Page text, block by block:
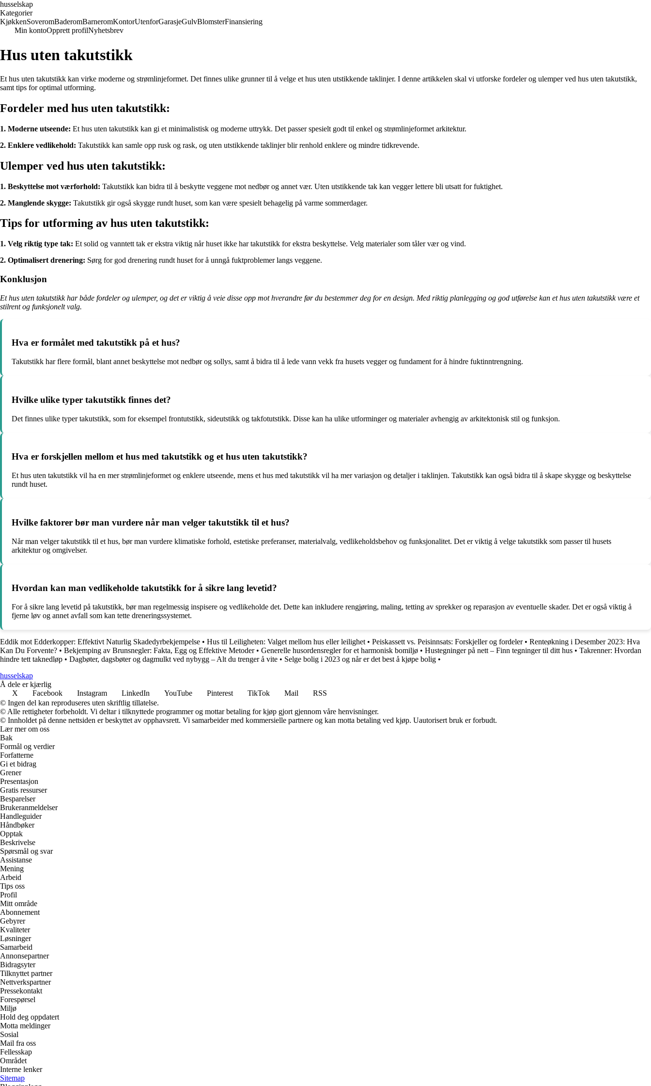
husselskap
Kategorier
KjøkkenSoveromBaderomBarneromKontorUtenforGarasjeGulvBlomsterFinansiering
Min kontoOpprett profilNyhetsbrev
Hus uten takutstikk
Et hus uten takutstikk kan virke moderne og strømlinjeformet. Det finnes ulike grunner til å velge et hus uten utstikkende taklinjer. I denne artikkelen skal vi utforske fordeler og ulemper ved hus uten takutstikk,
samt tips for optimal utforming.
Fordeler med hus uten takutstikk:
1. Moderne utseende: Et hus uten takutstikk kan gi et minimalistisk og moderne uttrykk. Det passer spesielt godt til enkel og strømlinjeformet arkitektur.
2. Enklere vedlikehold: Takutstikk kan samle opp rusk og rask, og uten utstikkende taklinjer blir renhold enklere og mindre tidkrevende.
Ulemper ved hus uten takutstikk:
1. Beskyttelse mot værforhold: Takutstikk kan bidra til å beskytte veggene mot nedbør og annet vær. Uten utstikkende tak kan vegger lettere bli utsatt for fuktighet.
2. Manglende skygge: Takutstikk gir også skygge rundt huset, som kan være spesielt behagelig på varme sommerdager.
Tips for utforming av hus uten takutstikk:
1. Velg riktig type tak: Et solid og vanntett tak er ekstra viktig når huset ikke har takutstikk for ekstra beskyttelse. Velg materialer som tåler vær og vind.
2. Optimalisert drenering: Sørg for god drenering rundt huset for å unngå fuktproblemer langs veggene.
Konklusjon
Et hus uten takutstikk har både fordeler og ulemper, og det er viktig å veie disse opp mot hverandre før du bestemmer deg for en design. Med riktig planlegging og god utførelse kan et hus uten takutstikk være et
stilrent og funksjonelt valg.
Hva er formålet med takutstikk på et hus?
Takutstikk har flere formål, blant annet beskyttelse mot nedbør og sollys, samt å bidra til å lede vann vekk fra husets vegger og fundament for å hindre fuktinntrengning.
Hvilke ulike typer takutstikk finnes det?
Det finnes ulike typer takutstikk, som for eksempel frontutstikk, sideutstikk og takfotutstikk. Disse kan ha ulike utforminger og materialer avhengig av arkitektonisk stil og funksjon.
Hva er forskjellen mellom et hus med takutstikk og et hus uten takutstikk?
Et hus uten takutstikk vil ha en mer strømlinjeformet og enklere utseende, mens et hus med takutstikk vil ha mer variasjon og detaljer i taklinjen. Takutstikk kan også bidra til å skape skygge og beskyttelse
rundt huset.
Hvilke faktorer bør man vurdere når man velger takutstikk til et hus?
Når man velger takutstikk til et hus, bør man vurdere klimatiske forhold, estetiske preferanser, materialvalg, vedlikeholdsbehov og funksjonalitet. Det er viktig å velge takutstikk som passer til husets
arkitektur og omgivelser.
Hvordan kan man vedlikeholde takutstikk for å sikre lang levetid?
For å sikre lang levetid på takutstikk, bør man regelmessig inspisere og vedlikeholde det. Dette kan inkludere rengjøring, maling, tetting av sprekker og reparasjon av eventuelle skader. Det er også viktig å
fjerne løv og annet avfall som kan tette dreneringssystemet.
Eddik mot Edderkopper: Effektivt Naturlig Skadedyrbekjempelse • Hus til Leiligheten: Valget mellom hus eller leilighet • Peiskassett vs. Peisinnsats: Forskjeller og fordeler• Renteøkning i Desember 2023: Hva
Kan Du Forvente? • Bekjemping av Brunsnegler: Fakta, Egg og Effektive Metoder• Generelle husordensregler for et harmonisk bomiljø • Hustegninger på nett – Finn tegninger til ditt hus • Takrenner: Hvordan
hindre tett taknedløp • Dagbøter, dagsbøter og dagmulkt ved nybygg – Alt du trenger å vite • Selge bolig i 2023 og når er det best å kjøpe bolig •
husselskap
Å dele er kjærlig
X
Facebook Instagram LinkedIn YouTube Pinterest TikTok Mail
RSS
© Ingen del kan reproduseres uten skriftlig tillatelse.
© Alle rettigheter forbeholdt. Vi deltar i tilknyttede programmer og mottar betaling for kjøp gjort gjennom våre henvisninger.
© Innholdet på denne nettsiden er beskyttet av opphavsrett. Vi samarbeider med kommersielle partnere og kan motta betaling ved kjøp. Uautorisert bruk er forbudt.
Lær mer om oss
Bak
Formål og verdier
Forfatterne
Gi et bidrag
Grener
Presentasjon
Gratis ressurser
Besparelser
Brukeranmeldelser
Handleguider
Håndbøker
Opptak
Beskrivelse
Spørsmål og svar
Assistanse
Mening
Arbeid
Tips oss
Profil
Mitt område
Abonnement
Gebyrer
Kvaliteter
Løsninger
Samarbeid
Annonsepartner
Bidragsyter
Tilknyttet partner
Nettverkspartner
Pressekontakt
Forespørsel
Miljø
Hold deg oppdatert
Motta meldinger
Sosial
Mail fra oss
Fellesskap
Området
Interne lenker
Sitemap